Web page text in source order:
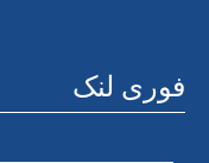
فوری لنک